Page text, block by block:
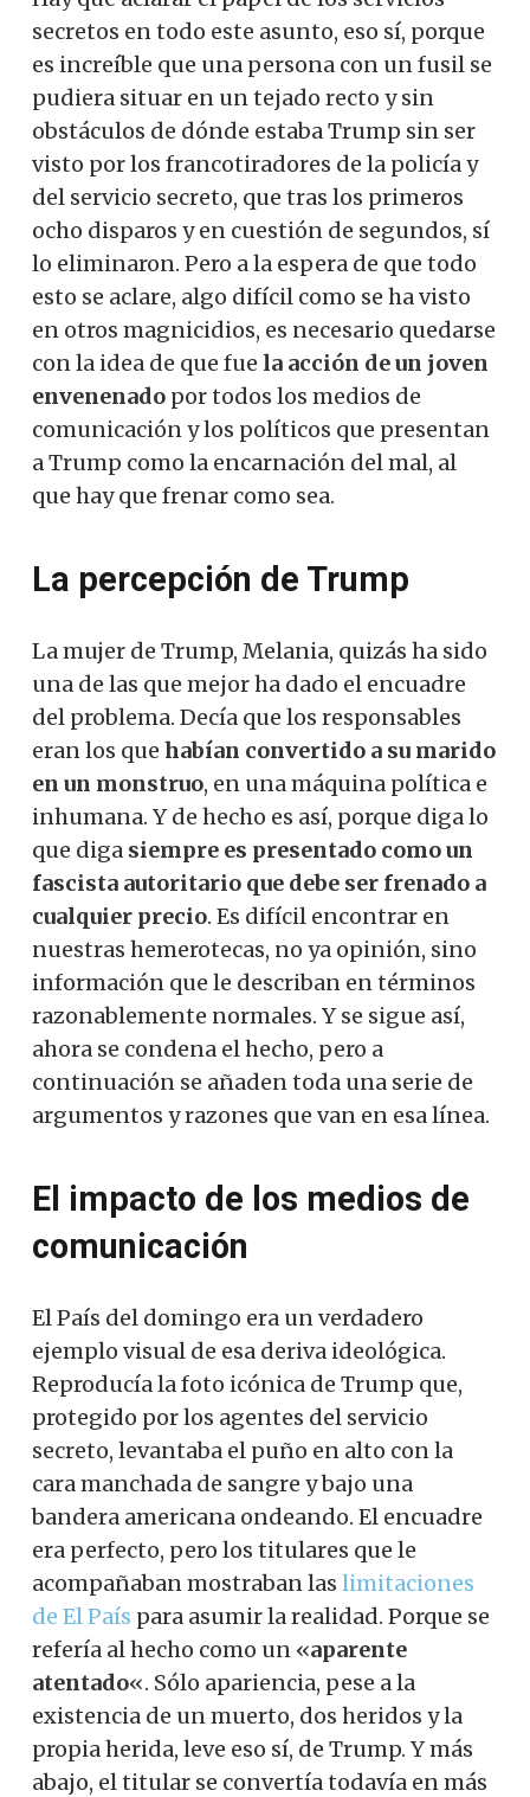
secretos en todo este asunto, eso sí, porque
es increíble que una persona con un fusil se
pudiera situar en un tejado recto y sin
obstáculos de dónde estaba Trump sin ser
visto por los francotiradores de la policía y
del servicio secreto, que tras los primeros
ocho disparos y en cuestión de segundos, sí
lo eliminaron. Pero a la espera de que todo
esto se aclare, algo difícil como se ha visto
en otros magnicidios, es necesario quedarse
con la idea de que fue la acción de un joven
envenenado por todos los medios de
comunicación y los políticos que presentan
a Trump como la encarnación del mal, al
que hay que frenar como sea.
La percepción de Trump
La mujer de Trump, Melania, quizás ha sido
una de las que mejor ha dado el encuadre
del problema. Decía que los responsables
eran los que habían convertido a su marido
en un monstruo, en una máquina política e
inhumana. Y de hecho es así, porque diga lo
que diga siempre es presentado como un
fascista autoritario que debe ser frenado a
cualquier precio. Es difícil encontrar en
nuestras hemerotecas, no ya opinión, sino
información que le describan en términos
razonablemente normales. Y se sigue así,
ahora se condena el hecho, pero a
continuación se añaden toda una serie de
argumentos y razones que van en esa línea.
El impacto de los medios de
comunicación
El País del domingo era un verdadero
ejemplo visual de esa deriva ideológica.
Reproducía la foto icónica de Trump que,
protegido por los agentes del servicio
secreto, levantaba el puño en alto con la
cara manchada de sangre y bajo una
bandera americana ondeando. El encuadre
era perfecto, pero los titulares que le
acompañaban mostraban las limitaciones
de El País para asumir la realidad. Porque se
refería al hecho como un «aparente
atentado«. Sólo apariencia, pese a la
existencia de un muerto, dos heridos y la
propia herida, leve eso sí, de Trump. Y más
abajo, el titular se convertía todavía en más